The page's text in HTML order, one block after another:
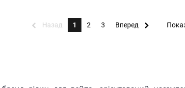
Назад 1 2 3 Вперед